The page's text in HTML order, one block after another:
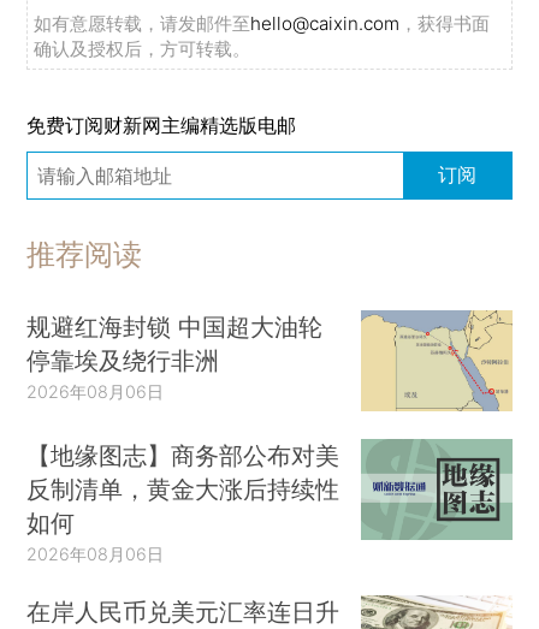
如有意愿转载，请发邮件至hello@caixin.com ，获得书面
确认及授权后，方可转载。
免费订阅财新网主编精选版电邮
订阅
推荐阅读
规避红海封锁 中国超大油轮
停靠埃及绕行非洲
2026年08月06日
【地缘图志】商务部公布对美
反制清单，黄金大涨后持续性
如何
2026年08月06日
在岸人民币兑美元汇率连日升